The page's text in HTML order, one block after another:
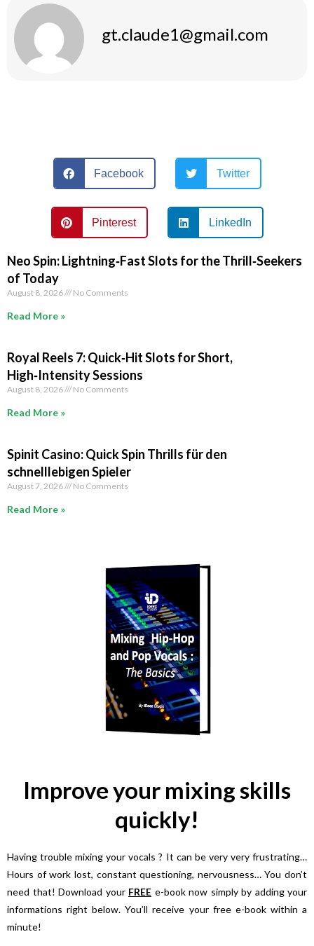
gt.claude1@gmail.com
Facebook Twitter
Pinterest LinkedIn
Neo Spin: Lightning‑Fast Slots for the Thrill‑Seekers
of Today
August 8, 2026 No Comments
Read More »
Royal Reels 7: Quick‑Hit Slots for Short,
High‑Intensity Sessions
August 8, 2026 No Comments
Read More »
Spinit Casino: Quick Spin Thrills für den
schnelllebigen Spieler
August 7, 2026 No Comments
Read More »
Improve your mixing skills
quickly!
Having trouble mixing your vocals ? It can be very very frustrating…
Hours of work lost, constant questioning, nervousness… You don’t
need that! Download your FREE e-book now simply by adding your
informations right below. You’ll receive your free e-book within a
minute!